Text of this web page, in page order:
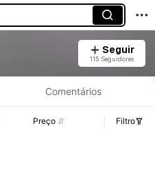
Seguir
115 Seguidores
Comentários
Preço Filtro